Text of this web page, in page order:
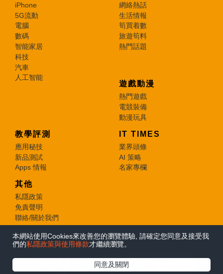
本網站使用Cookies來改善您的瀏覽體驗, 請確定您同意及接受我
們的私隱政策與使用條款才繼續瀏覽。
同意及關閉
iPhone
5G流動
電腦
數碼
智能家居
科技
汽車
人工智能
網絡熱話
生活情報
筍買着數
旅遊筍料
熱門話題
遊戲動漫
熱門遊戲
電競裝備
動漫玩具
教學評測
應用秘技
新品測試
Apps 情報
IT TIMES
業界頭條
AI 策略
名家專欄
其他
私隱政策
免責聲明
聯絡/關於我們
© 2026 e-zone. All Rights Reserved.